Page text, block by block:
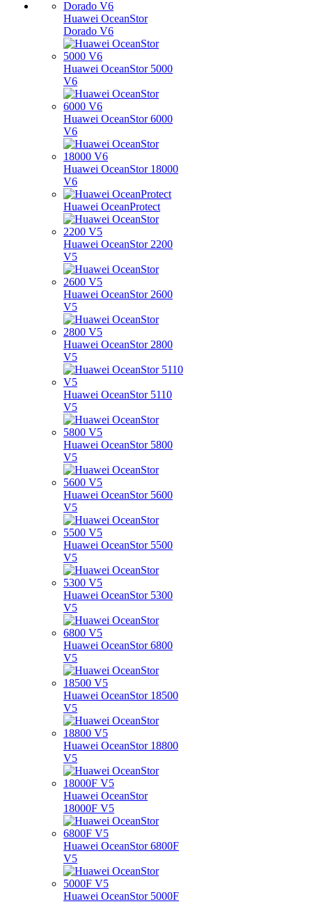
Huawei OceanStor
Dorado V6
Huawei OceanStor 5000
V6
Huawei OceanStor 6000
V6
Huawei OceanStor 18000
V6
Huawei OceanProtect
Huawei OceanStor 2200
V5
Huawei OceanStor 2600
V5
Huawei OceanStor 2800
V5
Huawei OceanStor 5110
V5
Huawei OceanStor 5800
V5
Huawei OceanStor 5600
V5
Huawei OceanStor 5500
V5
Huawei OceanStor 5300
V5
Huawei OceanStor 6800
V5
Huawei OceanStor 18500
V5
Huawei OceanStor 18800
V5
Huawei OceanStor
18000F V5
Huawei OceanStor 6800F
V5
Huawei OceanStor 5000F